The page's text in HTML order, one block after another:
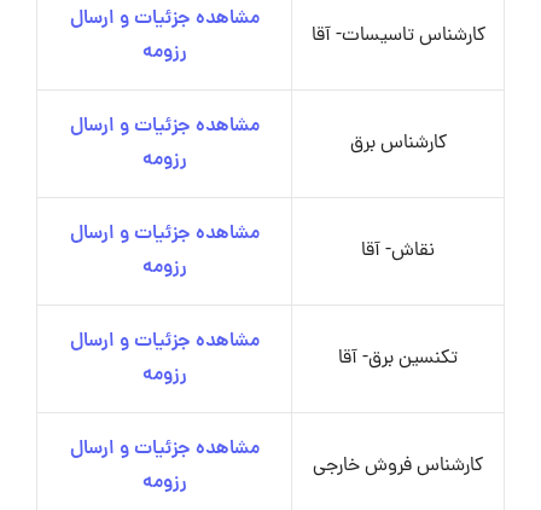
کارشناس تاسیسات- آقا
مشاهده جزئیات و ارسال
رزومه
کارشناس برق
مشاهده جزئیات و ارسال
رزومه
نقاش- آقا
مشاهده جزئیات و ارسال
رزومه
تکنسین برق- آقا
مشاهده جزئیات و ارسال
رزومه
کارشناس فروش خارجی
مشاهده جزئیات و ارسال
رزومه